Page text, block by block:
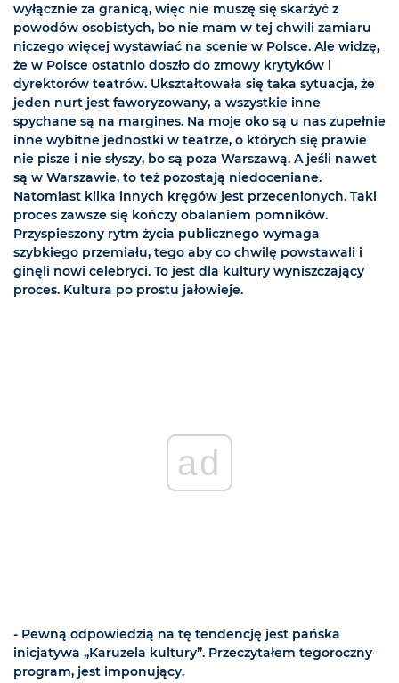
wyłącznie za granicą, więc nie muszę się skarżyć z
powodów osobistych, bo nie mam w tej chwili zamiaru
niczego więcej wystawiać na scenie w Polsce. Ale widzę,
że w Polsce ostatnio doszło do zmowy krytyków i
dyrektorów teatrów. Ukształtowała się taka sytuacja, że
jeden nurt jest faworyzowany, a wszystkie inne
spychane są na margines. Na moje oko są u nas zupełnie
inne wybitne jednostki w teatrze, o których się prawie
nie pisze i nie słyszy, bo są poza Warszawą. A jeśli nawet
są w Warszawie, to też pozostają niedoceniane.
Natomiast kilka innych kręgów jest przecenionych. Taki
proces zawsze się kończy obalaniem pomników.
Przyspieszony rytm życia publicznego wymaga
szybkiego przemiału, tego aby co chwilę powstawali i
ginęli nowi celebryci. To jest dla kultury wyniszczający
proces. Kultura po prostu jałowieje.
ad
- Pewną odpowiedzią na tę tendencję jest pańska
inicjatywa „Karuzela kultury”. Przeczytałem tegoroczny
program, jest imponujący.